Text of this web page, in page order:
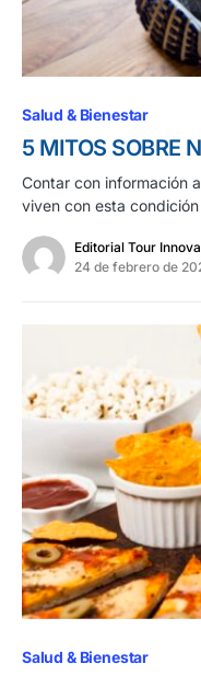
Salud & Bienestar
5 MITOS SOBRE
Contar con información
viven con esta
Editorial Tour
24 de febrero de
Salud & Bienestar